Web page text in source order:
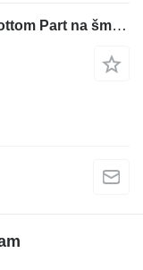
Blok valcov Bobcat DM02 Engine Bottom Part na šmykom riadeného nakladača Bobcat S76